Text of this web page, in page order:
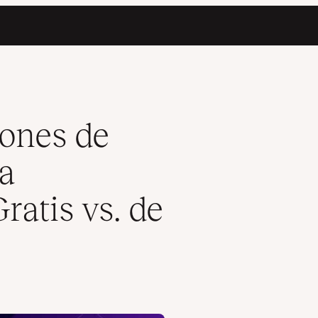
2026 (Gratis vs. de pago)
de
vs. de